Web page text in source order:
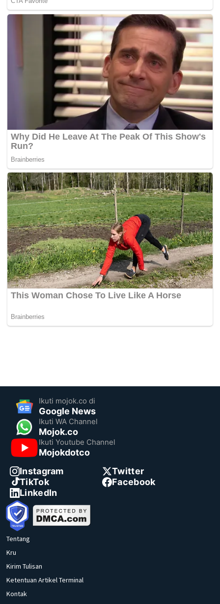
Ikuti mojok.co di
Google News
Ikuti WA Channel
Mojok.co
Ikuti Youtube Channel
Mojokdotco
Instagram
Twitter
TikTok
Facebook
LinkedIn
Tentang
Kru
Kirim Tulisan
Ketentuan Artikel Terminal
Kontak